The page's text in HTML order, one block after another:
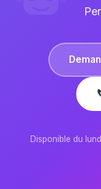
Disponible du